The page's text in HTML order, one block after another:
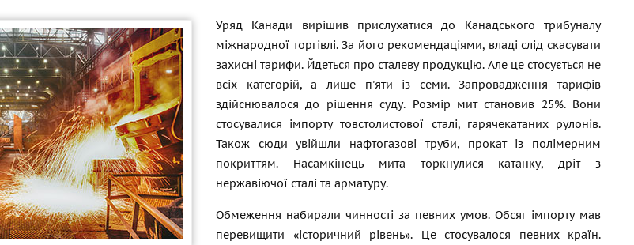
Уряд Канади вирішив прислухатися до Канадського трибуналу
міжнародної торгівлі. За його рекомендаціями, владі слід скасувати
захисні тарифи. Йдеться про сталеву продукцію. Але це стосується не
всіх категорій, а лише п'яти із семи. Запровадження тарифів
здійснювалося до рішення суду. Розмір мит становив 25%. Вони
стосувалися імпорту товстолистової сталі, гарячекатаних рулонів.
Також сюди увійшли нафтогазові труби, прокат із полімерним
покриттям. Насамкінець мита торкнулися катанку, дріт з
нержавіючої сталі та арматуру.
Обмеження набирали чинності за певних умов. Обсяг імпорту мав
перевищити «історичний рівень». Це стосувалося певних країн.